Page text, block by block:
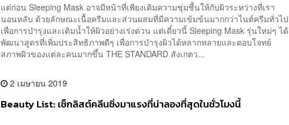
แต่ก่อน Sleeping Mask อาจมีหน้าที่เพียงเติมความชุ่มชื้นให้กับผิวระหว่างที่เรา
นอนหลับ ด้วยลักษณะเนื้อครีมและส่วนผสมที่มีความเข้มข้นมากกว่าไนต์ครีมทั่วไป
เพื่อการบำรุงและเติมน้ำให้ผิวอย่างเร่งด่วน แต่เดี๋ยวนี้ Sleeping Mask รุ่นใหม่ๆ ได้
พัฒนาสูตรที่เพิ่มประสิทธิภาพดีๆ เพื่อการบำรุงผิวได้หลากหลายและตอบโจทย์
สภาพผิวของแต่ละคนมากขึ้น THE STANDARD สังเกตว...
2 เมษายน 2019
Beauty List: เช็กลิสต์คลีนซิ่งมาแรงที่น่าลองที่สุดในชั่วโมงนี้